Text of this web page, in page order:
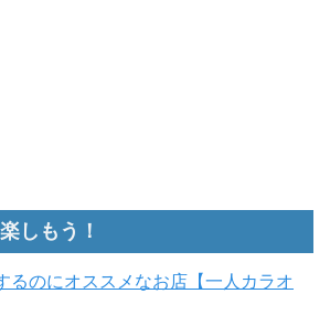
しもう！
るのにオススメなお店【一人カラオ